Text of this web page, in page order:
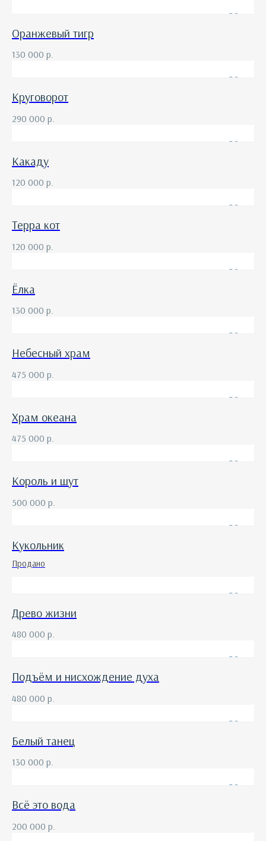
Оранжевый тигр
130 000 р.
Круговорот
290 000 р.
Какаду
120 000 р.
Терра кот
120 000 р.
Ёлка
130 000 р.
Небесный храм
475 000 р.
Храм океана
475 000 р.
Король и шут
500 000 р.
Кукольник
Продано
Древо жизни
480 000 р.
Подъём и нисхождение духа
480 000 р.
Белый танец
130 000 р.
Всё это вода
200 000 р.